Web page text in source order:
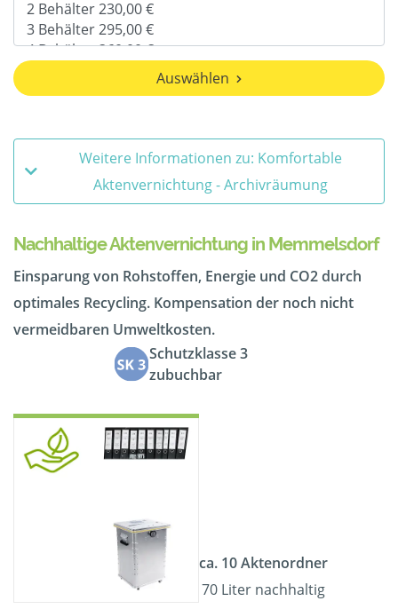
Auswählen
Weitere Informationen zu: Komfortable
Aktenvernichtung - Archivräumung
Nachhaltige Aktenvernichtung in Memmelsdorf
Einsparung von Rohstoffen, Energie und CO2 durch
optimales Recycling. Kompensation der noch nicht
vermeidbaren Umweltkosten.
Schutzklasse 3
zubuchbar
ca. 10 Aktenordner
70 Liter nachhaltig